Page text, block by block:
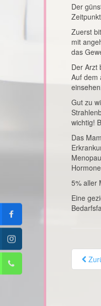
Der
Zuerst
mit
das
Der Arzt
Auf dem
Gut zu
wichtig!
Das
5% aller
Eine